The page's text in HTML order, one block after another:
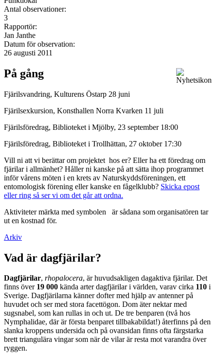
Antal observationer:
3
Rapportör:
Jan Janthe
Datum för observation:
26 augusti 2011
På gång
Fjärilsvandring, Kulturens Östarp 28 juni
Fjärilsexkursion, Konsthallen Norra Kvarken 11 juli
Fjärilsföredrag, Biblioteket i Mjölby, 23 september 18:00
Fjärilsföredrag, Biblioteket i Trollhättan, 27 oktober 17:30
Vill ni att vi berättar om projektet hos er? Eller ha ett föredrag om
fjärilar i allmänhet? Håller ni kanske på att sätta ihop programmet
inför vårens möten i en krets av Naturskyddsföreningen, ett
entomologisk förening eller kanske en fågelklubb? Skicka epost
eller ring så ser vi om det går att ordna.
Aktiviteter märkta med symbolen
är sådana som organisatören tar
ut en kostnad för.
Arkiv
Vad är dagfjärilar?
Dagfjärilar, rhopalocera, är huvudsakligen dagaktiva fjärilar. Det
finns över 19 000 kända arter dagfjärilar i världen, varav cirka 110 i
Sverige. Dagfjärilarna känner dofter med hjälp av antenner på
huvudet och ser med stora facettögon. Dom äter nektar med
sugsnabel, som kan rullas in och ut. De tre benparen (två hos
Nymphalidae, där är första benparet tillbakabildat!) återfinns på den
slanka kroppens undersida och på ovansidan finns ofta färgstarka
brett triangulära vingar som när de vilar är resta mot varandra över
ryggen.